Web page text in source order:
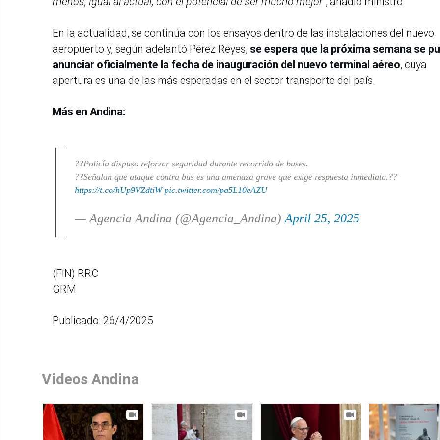
En la actualidad, se continúa con los ensayos dentro de las instalaciones del nuevo
aeropuerto y, según adelantó Pérez Reyes, se espera que la próxima semana se
anunciar oficialmente la fecha de inauguración del nuevo terminal aéreo, cuya
apertura es una de las más esperadas en el sector transporte del país.
Más en Andina:
??Policía dispuso reforzar seguridad durante recorrido de buses.
??Señalan que ataque contra bus es una amenaza grave que exige respuesta inmediata.??
https://t.co/hUp9VZdtiW pic.twitter.com/pa5L10eAZU
— Agencia Andina (@Agencia_Andina)April 25, 2025
(FIN) RRC
GRM
Publicado: 26/4/2025
Videos Andina